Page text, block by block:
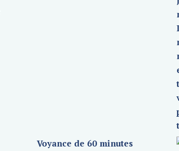
Voyance de 60 minutes